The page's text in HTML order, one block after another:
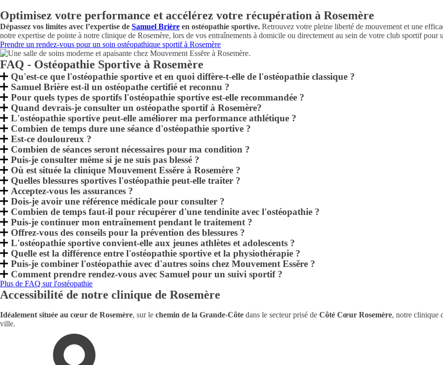
Optimisez votre performance et accélérez votre récupération à Rosemère
Dépassez vos limites avec l’expertise de Samuel Brière en ostéopathie sportive. Retrouvez votre pleine liberté de mouvement et une
notre expertise de pointe à notre clinique de Rosemère, lors de vos entraînements à domicile ou directement au sein de votre club sportif pour
Prendre un rendez-vous pour un soin ostéopathique sportif à Rosemère
FAQ - Ostéopathie Sportive à Rosemère
Qu'est-ce que l'ostéopathie sportive et en quoi diffère-t-elle de l'ostéopathie classique ?
Samuel Brière est-il un ostéopathe certifié et reconnu ?
Pour quels types de sportifs l'ostéopathie sportive est-elle recommandée ?
Quand devrais-je consulter un ostéopathe sportif à Rosemère?
L'ostéopathie sportive peut-elle améliorer ma performance athlétique ?
Combien de temps dure une séance d'ostéopathie sportive ?
Est-ce douloureux ?
Combien de séances seront nécessaires pour ma condition ?
Puis-je consulter même si je ne suis pas blessé ?
Où est située la clinique Mouvement Essĕre à Rosemère ?
Quelles blessures sportives l'ostéopathie peut-elle traiter ?
Acceptez-vous les assurances ?
Dois-je avoir une référence médicale pour consulter ?
Combien de temps faut-il pour récupérer d'une tendinite avec l'ostéopathie ?
Puis-je continuer mon entraînement pendant le traitement ?
Offrez-vous des conseils pour la prévention des blessures ?
L'ostéopathie sportive convient-elle aux jeunes athlètes et adolescents ?
Quelle est la différence entre l'ostéopathie sportive et la physiothérapie ?
Puis-je combiner l'ostéopathie avec d'autres soins chez Mouvement Essĕre ?
Comment prendre rendez-vous avec Samuel pour un suivi sportif ?
Plus de FAQ sur l'ostéopathie
Accessibilité de notre clinique de Rosemère
Idéalement située au cœur de Rosemère, sur le chemin de la Grande-Côte dans le secteur prisé de Côté Cœur Rosemère, notre clinique
ville.